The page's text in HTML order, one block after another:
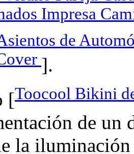
Impresa
de
].
[Toocool Bikini
de un
la